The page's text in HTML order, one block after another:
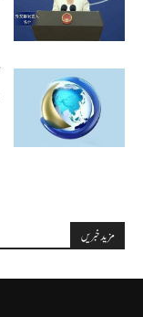
مزید خبریں